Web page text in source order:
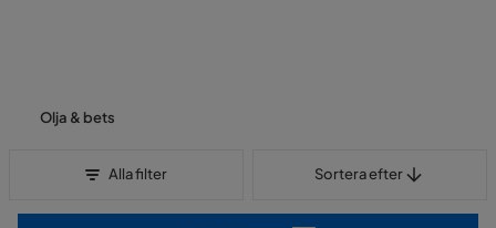
Olja & bets
Alla filter Sortera efter